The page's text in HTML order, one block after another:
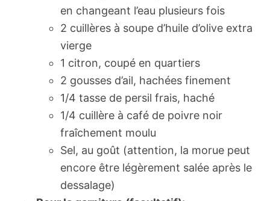
en changeant l’eau plusieurs fois
2 cuillères à soupe d’huile d’olive extra
vierge
1 citron, coupé en quartiers
2 gousses d’ail, hachées finement
1/4 tasse de persil frais, haché
1/4 cuillère à café de poivre noir
fraîchement moulu
Sel, au goût (attention, la morue peut
encore être légèrement salée après le
dessalage)